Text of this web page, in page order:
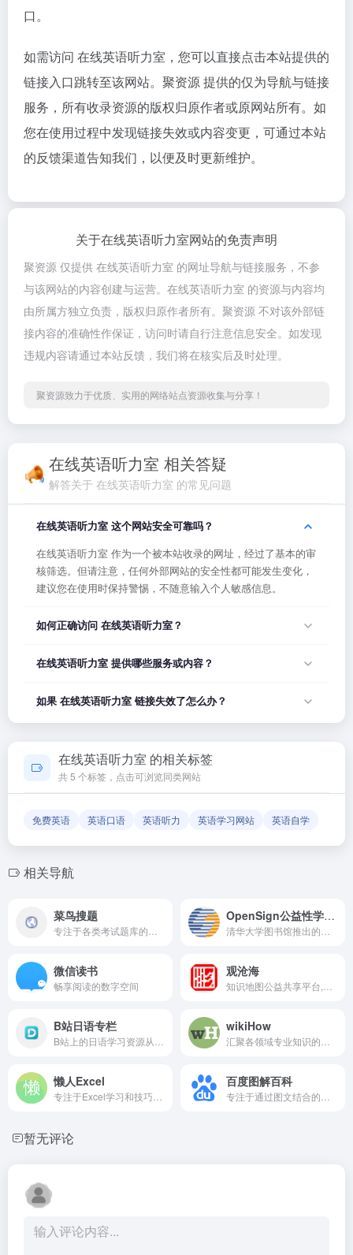
口。
如需访问 在线英语听力室，您可以直接点击本站提供的
链接入口跳转至该网站。聚资源 提供的仅为导航与链接
服务，所有收录资源的版权归原作者或原网站所有。如
您在使用过程中发现链接失效或内容变更，可通过本站
的反馈渠道告知我们，以便及时更新维护。
关于在线英语听力室网站的免责声明
聚资源 仅提供 在线英语听力室 的网址导航与链接服务，不参
与该网站的内容创建与运营。在线英语听力室 的资源与内容均
由所属方独立负责，版权归原作者所有。聚资源 不对该外部链
接内容的准确性作保证，访问时请自行注意信息安全。如发现
违规内容请通过本站反馈，我们将在核实后及时处理。
聚资源致力于优质、实用的网络站点资源收集与分享！
在线英语听力室 相关答疑
解答关于 在线英语听力室 的常见问题
在线英语听力室 这个网站安全可靠吗？
在线英语听力室 作为一个被本站收录的网址，经过了基本的审
核筛选。但请注意，任何外部网站的安全性都可能发生变化，
建议您在使用时保持警惕，不随意输入个人敏感信息。
如何正确访问 在线英语听力室？
力室，或者在浏览器地址栏输入正确的网址。如果遇到无法访
稍后再试。
在线英语听力室 提供哪些服务或内容？
作为导航平台，致力于帮助用户发现和整理优质网站资源，具
体网站的内容与服务由该网站运营方负责。
如果 在线英语听力室 链接失效了怎么办？
如果发现链接无法打开或内容已变更，您可以使用页面上的
确保导航链接的准确性和有效性。
在线英语听力室 的相关标签
共 5 个标签，点击可浏览同类网站
免费英语 英语口语 英语听力 英语学习网站 英语自学
相关导航
菜鸟搜题 OpenSign公益性学术资源服务
微信读书
畅享阅读的数字空间
观沧海
B站日语专栏 wikiHow
懒人Excel 百度图解百科
暂无评论